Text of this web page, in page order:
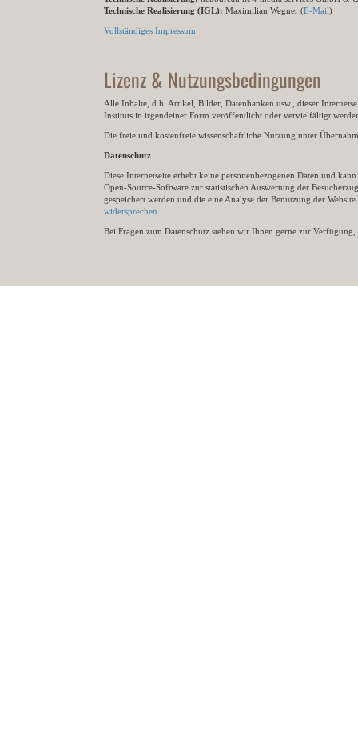
Technische Realisierung (IGL): Maximilian Wegner (E-Mail)
Vollständiges Impressum
Lizenz & Nutzungsbedingungen
Alle Inhalte, d.h. Artikel, Bilder, Datenbanken usw., dieser
Instituts in irgendeiner Form veröffentlicht oder vervielfältigt
Die freie und kostenfreie wissenschaftliche Nutzung unter
Datenschutz
Diese Internetseite erhebt keine personenbezogenen Daten und
Open-Source-Software zur statistischen Auswertung der
gespeichert werden und die eine Analyse der Benutzung der
widersprechen
Bei Fragen zum Datenschutz stehen wir Ihnen gerne zur